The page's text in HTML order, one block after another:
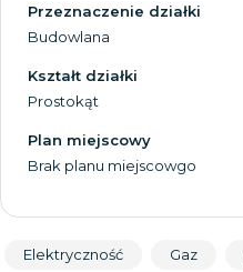
Przeznaczenie działki
Budowlana
Kształt działki
Prostokąt
Plan miejscowy
Brak planu miejscowgo
Elektryczność Gaz